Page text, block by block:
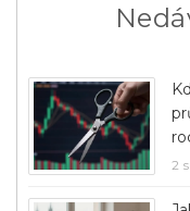
2